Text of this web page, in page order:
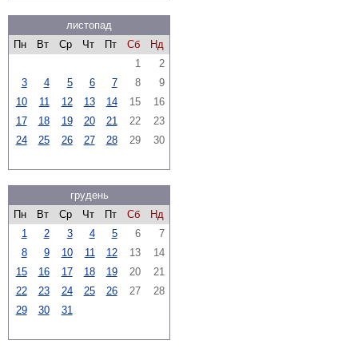
листопад
Пн
Вт Ср Чт Пт Сб
Нд
1
2
3
4 5 6 7 8
9
10
11 12 13 14 15
16
17
18 19 20 21 22
23
24
25 26 27 28 29 30
грудень
Пн
Вт Ср Чт Пт Сб
Нд
1
2 3 4 5 6
7
8
9 10 11 12 13
14
15
16 17 18 19 20
21
22
23 24 25 26 27
28
29
30 31